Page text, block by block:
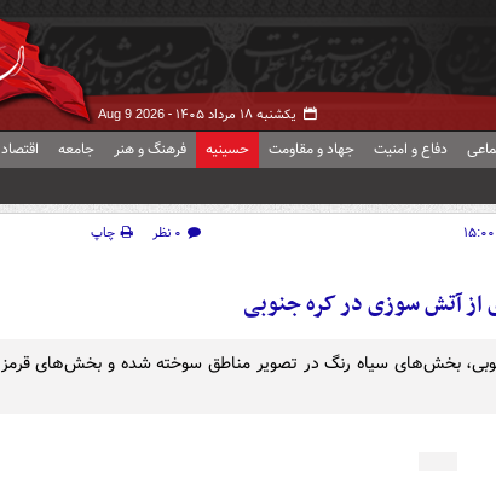
یکشنبه ۱۸ مرداد ۱۴۰۵ - Aug 9 2026
دفاع و امنیت جهاد و مقاومت حسینیه فرهنگ و هنر جامعه اقتصاد
۰ نظر
چاپ
از آتش سوزی در کره جنوبی
بخش‌های سیاه رنگ در تصویر مناطق سوخته شده و بخش‌های قرمز